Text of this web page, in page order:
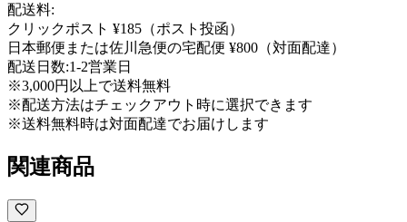
配送料:
クリックポスト ¥185（ポスト投函）
日本郵便または佐川急便の宅配便 ¥800（対面配達）
配送日数:1-2営業日
※3,000円以上で送料無料
※配送方法はチェックアウト時に選択できます
※送料無料時は対面配達でお届けします
関連商品